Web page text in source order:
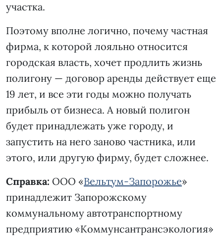
участка.
Поэтому вполне логично, почему частная
фирма, к которой лояльно относится
городская власть, хочет продлить жизнь
полигону — договор аренды действует еще
19 лет, и все эти годы можно получать
прибыль от бизнеса. А новый полигон
будет принадлежать уже городу, и
запустить на него заново частника, или
этого, или другую фирму, будет сложнее.
Справка: ООО «Вельтум-Запорожье»
принадлежит Запорожскому
коммунальному автотранспортному
предприятию «Коммунсантрансэкология»